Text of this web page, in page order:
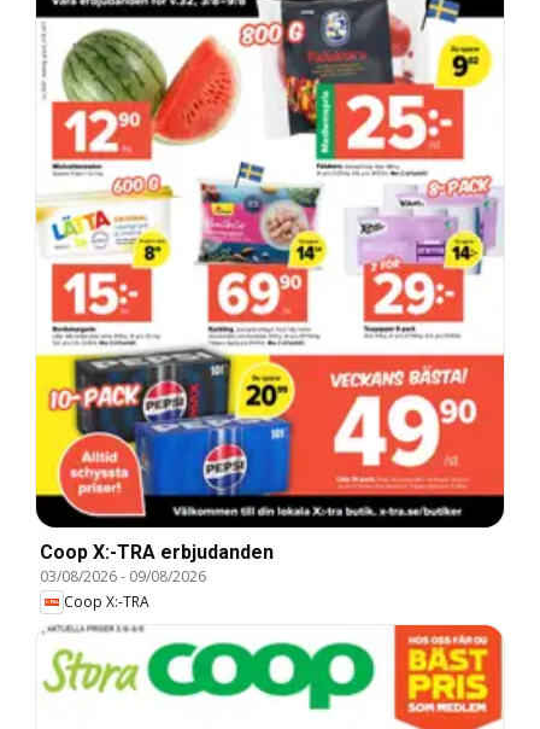
Coop X:-TRA erbjudanden
03/08/2026- 09/08/2026
Coop X:-TRA